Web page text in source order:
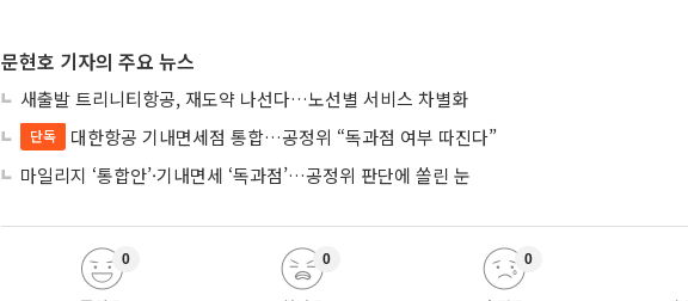
문현호 기자의 주요 뉴스
새출발 트리니티항공, 재도약 나선다…노선별 서비스 차별화
단독
대한항공 기내면세점 통합…공정위 “독과점 여부 따진다”
마일리지 ‘통합안’·기내면세 ‘독과점’…공정위 판단에 쏠린 눈
0 0 0